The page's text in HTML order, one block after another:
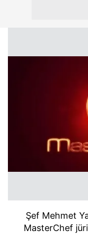
Şef Mehmet
MasterChef